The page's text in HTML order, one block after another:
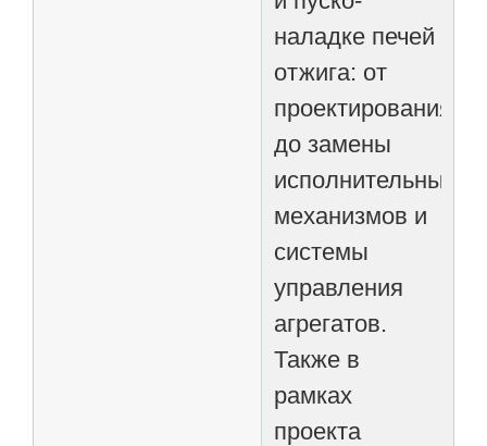
наладке печей
отжига: от
проектирования
до замены
исполнительных
механизмов и
системы
управления
агрегатов.
Также в
рамках
проекта